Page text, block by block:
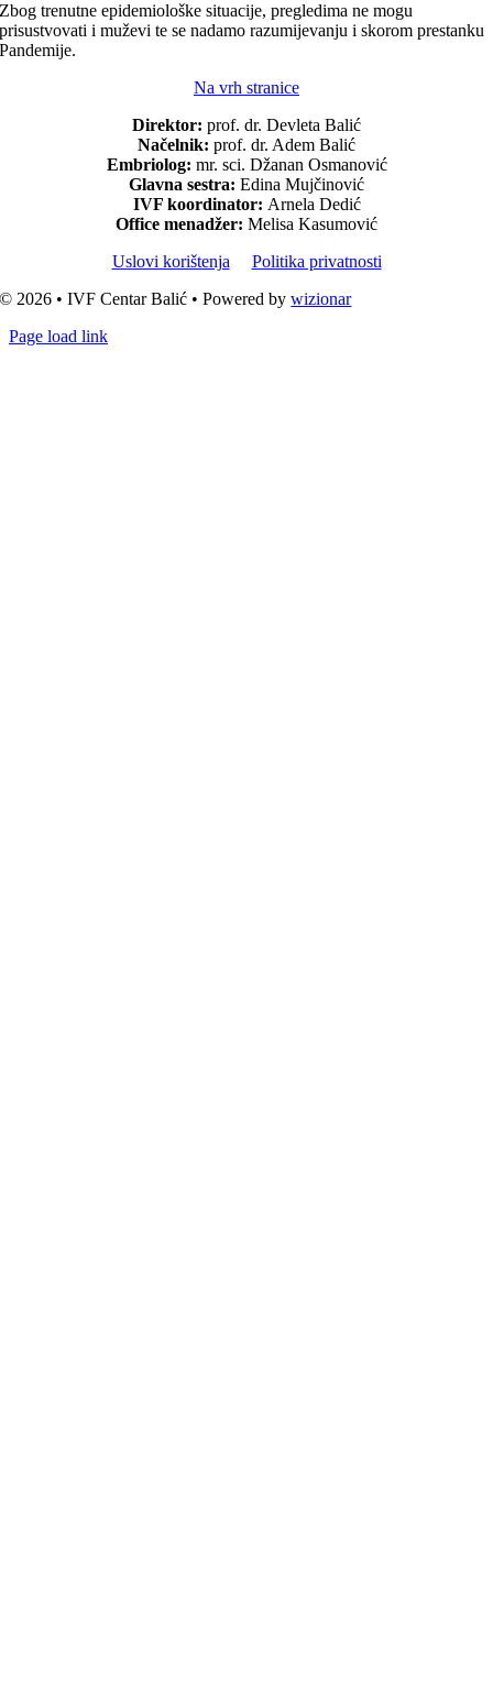
Zbog trenutne epidemiološke situacije, pregledima ne mogu
prisustvovati i muževi te se nadamo razumijevanju i skorom prestanku
Pandemije.
Na vrh stranice
Direktor: prof. dr. Devleta Balić
Načelnik: prof. dr. Adem Balić
Embriolog: mr. sci. Džanan Osmanović
Glavna sestra: Edina Mujčinović
IVF koordinator: Arnela Dedić
Office menadžer: Melisa Kasumović
Uslovi korištenja
Politika privatnosti
© 2026 • IVF Centar Balić • Powered bywizionar
Page load link